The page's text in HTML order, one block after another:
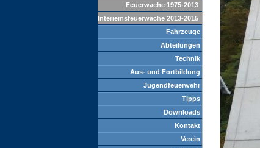
Feuerwache 1975-2013
Interiemsfeuerwache 2013-2015
Fahrzeuge
Abteilungen
Technik
Aus- und Fortbildung
Jugendfeuerwehr
Tipps
Downloads
Kontakt
Verein